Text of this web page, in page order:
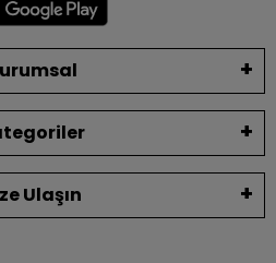
Ulaşın